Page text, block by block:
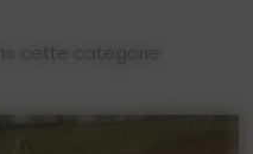
cette categorie